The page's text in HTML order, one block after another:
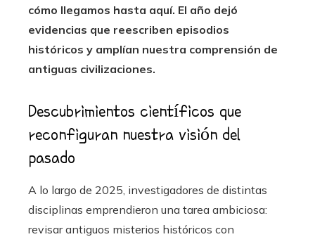
cómo llegamos hasta aquí. El año dejó
evidencias que reescriben episodios
históricos y amplían nuestra comprensión de
antiguas civilizaciones.
Descubrimientos científicos que
reconfiguran nuestra visión del
pasado
A lo largo de 2025, investigadores de distintas
disciplinas emprendieron una tarea ambiciosa:
revisar antiguos misterios históricos con